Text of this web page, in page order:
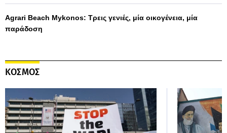
Agrari Beach Mykonos: Τρεις γενιές, μία οικογένεια, μία
παράδοση
ΚΟΣΜΟΣ